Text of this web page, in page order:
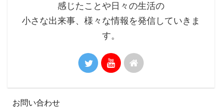
感じたことや日々の生活の
小さな出来事、様々な情報を発信していきま
す。
お問い合わせ